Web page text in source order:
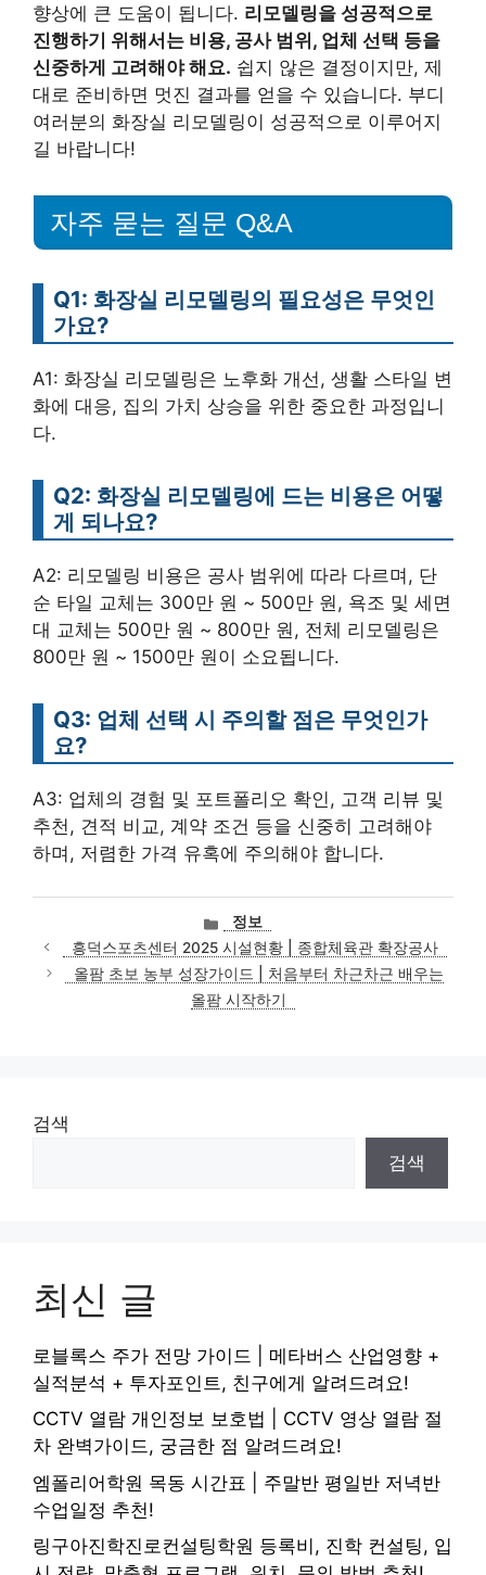
향상에 큰 도움이 됩니다. 리모델링을 성공적으로
진행하기 위해서는 비용, 공사 범위, 업체 선택 등을
신중하게 고려해야 해요. 쉽지 않은 결정이지만, 제
대로 준비하면 멋진 결과를 얻을 수 있습니다. 부디
여러분의 화장실 리모델링이 성공적으로 이루어지
길 바랍니다!
자주 묻는 질문 Q&A
Q1: 화장실 리모델링의 필요성은 무엇인
가요?
A1: 화장실 리모델링은 노후화 개선, 생활 스타일 변
화에 대응, 집의 가치 상승을 위한 중요한 과정입니
다.
Q2: 화장실 리모델링에 드는 비용은 어떻
게 되나요?
A2: 리모델링 비용은 공사 범위에 따라 다르며, 단
순 타일 교체는 300만 원 ~ 500만 원, 욕조 및 세면
대 교체는 500만 원 ~ 800만 원, 전체 리모델링은
800만 원 ~ 1500만 원이 소요됩니다.
Q3: 업체 선택 시 주의할 점은 무엇인가
요?
A3: 업체의 경험 및 포트폴리오 확인, 고객 리뷰 및
추천, 견적 비교, 계약 조건 등을 신중히 고려해야
하며, 저렴한 가격 유혹에 주의해야 합니다.
카
테
고
리
정보
흥덕스포츠센터 2025 시설현황 | 종합체육관 확장공사
올팜 초보 농부 성장가이드 | 처음부터 차근차근 배우는
올팜 시작하기
검색
검색
최신 글
로블록스 주가 전망 가이드 | 메타버스 산업영향 +
실적분석 + 투자포인트, 친구에게 알려드려요!
CCTV 열람 개인정보 보호법 | CCTV 영상 열람 절
차 완벽가이드, 궁금한 점 알려드려요!
엠폴리어학원 목동 시간표 | 주말반 평일반 저녁반
수업일정 추천!
링구아진학진로컨설팅학원 등록비, 진학 컨설팅, 입